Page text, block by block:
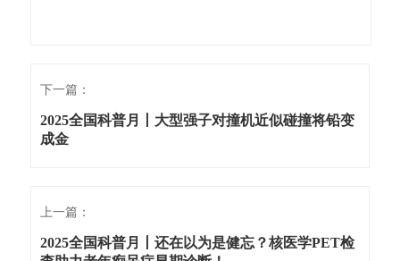
下一篇：
2025全国科普月丨大型强子对撞机近似碰撞将铅变
成金
上一篇：
2025全国科普月丨还在以为是健忘？核医学PET检